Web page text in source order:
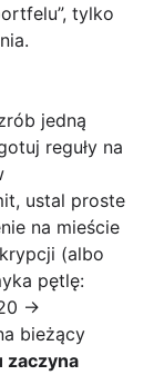
tylko
jedną
reguły na
ustal proste
na mieście
(albo
pętlę:
→
bieżący
zaczyna